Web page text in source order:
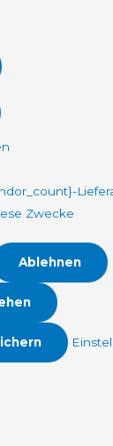
Zwecke
Ablehnen